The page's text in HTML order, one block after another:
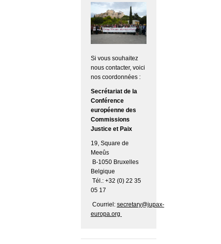
Si vous souhaitez
nous contacter, voici
nos coordonnées :
Secrétariat de la
Conférence
européenne des
Commissions
Justice et Paix
19, Square de
Meeûs
B-1050 Bruxelles
Belgique
Tél.: +32 (0) 22 35
05 17
Courriel: secretary@jupax-
europa.org